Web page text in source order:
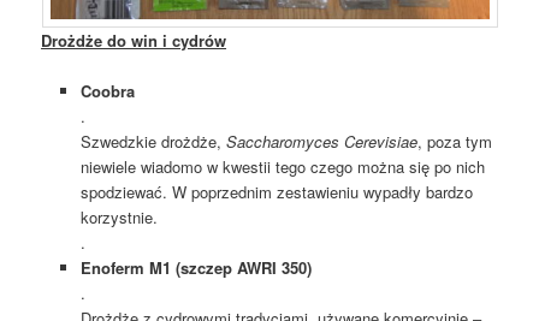
Drożdże do win i cydrów
Coobra
.
Szwedzkie drożdże, Saccharomyces Cerevisiae, poza tym
niewiele wiadomo w kwestii tego czego można się po nich
spodziewać. W poprzednim zestawieniu wypadły bardzo
korzystnie.
.
Enoferm M1 (szczep AWRI 350)
.